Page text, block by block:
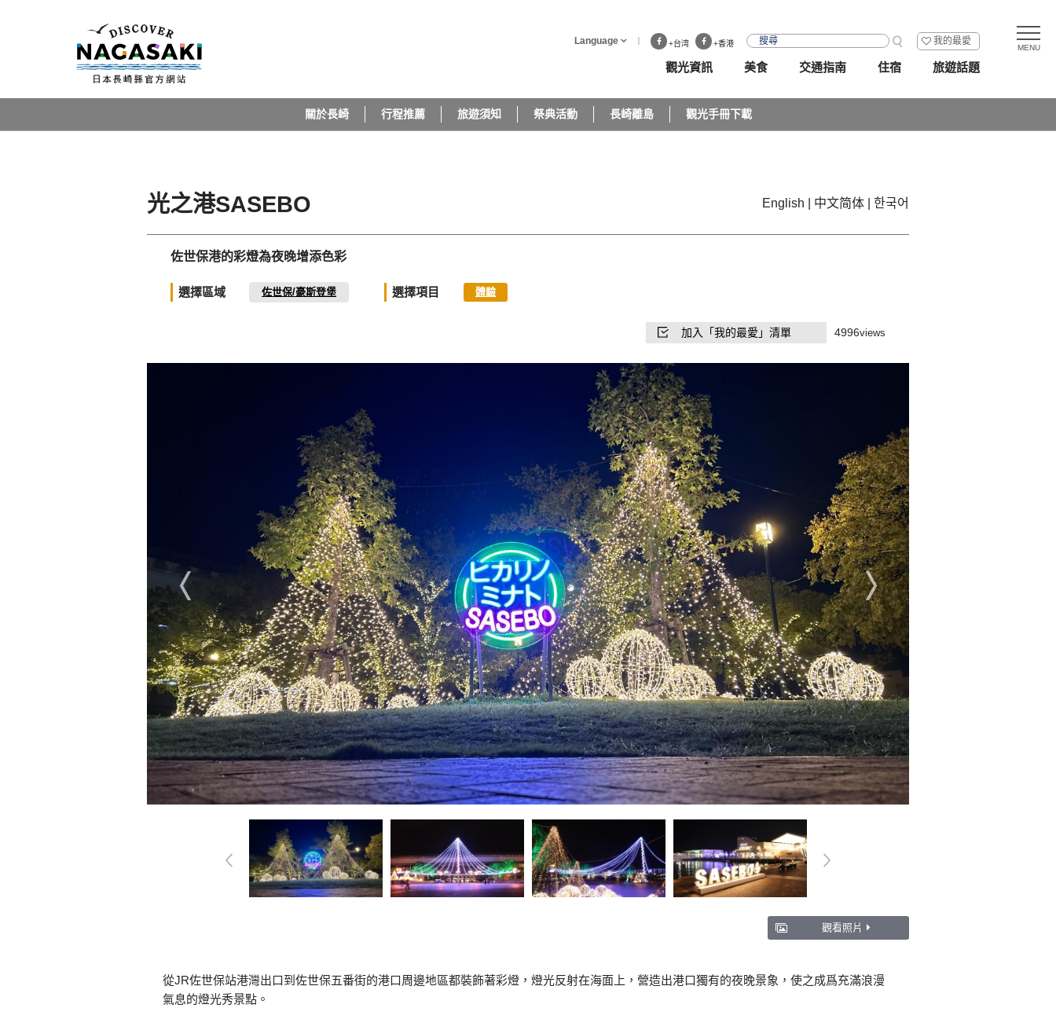
Language +台湾 +香港 我的最愛
觀光資訊 美食 交通指南 住宿 旅遊話題
關於長崎 行程推薦 旅遊須知 祭典活動 長崎離島 觀光手冊下載
光之港SASEBO English 中文简体 한국어
佐世保港的彩燈為夜晚增添色彩
選擇區域 佐世保/豪斯登堡 選擇項目 體驗
加入「我的最愛」清單 4996views
觀看照片
從JR佐世保站港灣出口到佐世保五番街的港口周邊地區都裝飾著彩燈，燈光反射在海面上，營造出港口獨有的夜晚景象，使之成爲充滿浪漫
氣息的燈光秀景點。